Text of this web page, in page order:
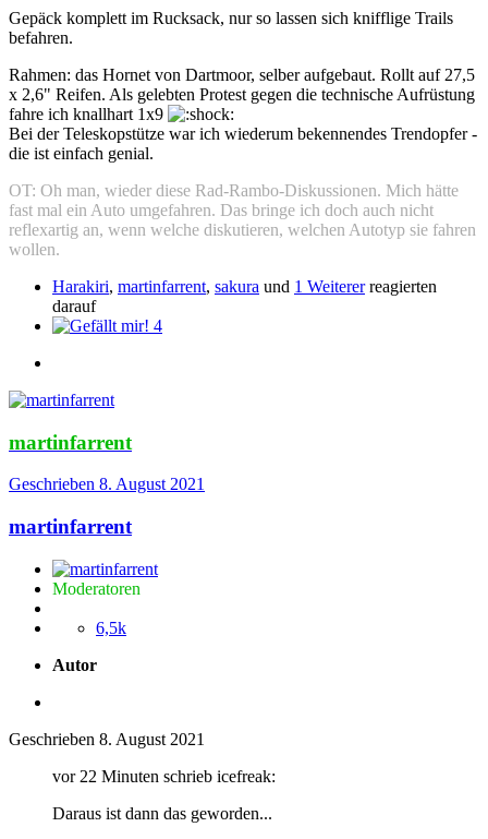
Gepäck komplett im Rucksack, nur so lassen sich knifflige Trails
befahren.
Rahmen: das Hornet von Dartmoor, selber aufgebaut. Rollt auf 27,5
x 2,6" Reifen. Als gelebten Protest gegen die technische Aufrüstung
fahre ich knallhart 1x9
Bei der Teleskopstütze war ich wiederum bekennendes Trendopfer -
die ist einfach genial.
OT: Oh man, wieder diese Rad-Rambo-Diskussionen. Mich hätte
fast mal ein Auto umgefahren. Das bringe ich doch auch nicht
reflexartig an, wenn welche diskutieren, welchen Autotyp sie fahren
wollen.
Harakiri, martinfarrent, sakura und 1 Weitererreagierten
darauf
4
martinfarrent
Geschrieben 8. August 2021
martinfarrent
Moderatoren
6,5k
Autor
Geschrieben 8. August 2021
vor 22 Minuten schrieb icefreak:
Daraus ist dann das geworden...